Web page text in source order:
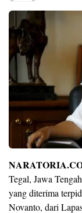
Tegal, Jawa
yang diterima
Novanto, dari